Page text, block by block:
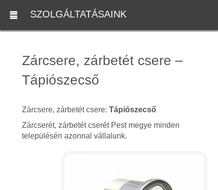
SZOLGÁLTATÁSAINK
Zárcsere, zárbetét csere –
Tápiószecső
Zárcsere, zárbetét csere: Tápiószecső
Zárcserét, zárbetét cserét Pest megye minden
településén azonnal vállalunk.